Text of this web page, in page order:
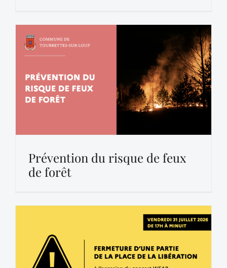
Prévention du risque de feux
de forêt